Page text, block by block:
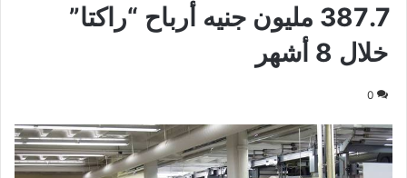
387.7 مليون جنيه أرباح “راكتا”
خلال 8 أشهر
0